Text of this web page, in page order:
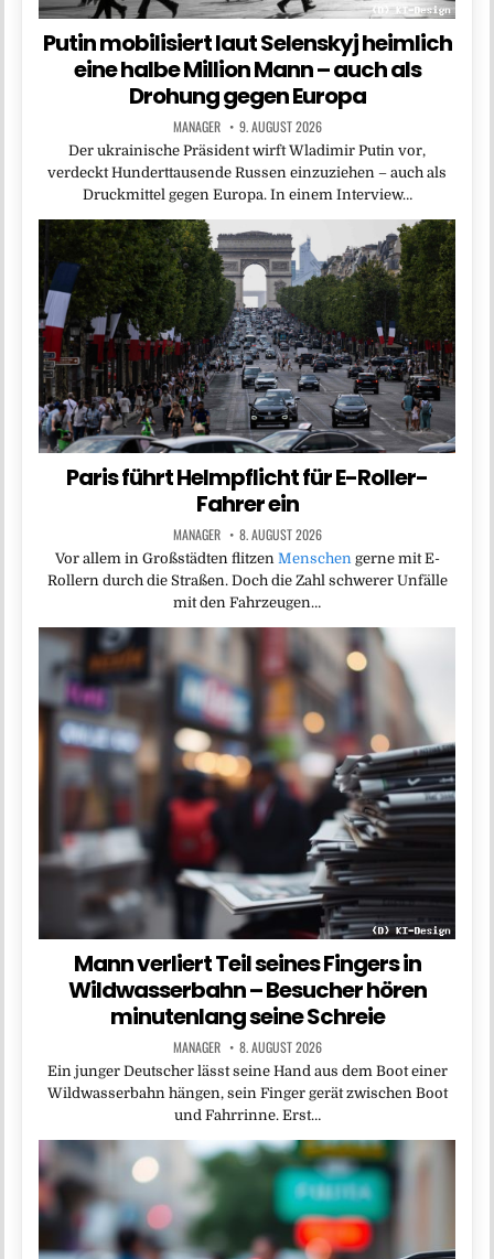
Putin mobilisiert laut Selenskyj heimlich
eine halbe Million Mann – auch als
Drohung gegen Europa
MANAGER 9. AUGUST 2026
Der ukrainische Präsident wirft Wladimir Putin vor,
verdeckt Hunderttausende Russen einzuziehen – auch als
Druckmittel gegen Europa. In einem Interview…
Paris führt Helmpflicht für E-Roller-
Fahrer ein
MANAGER 8. AUGUST 2026
Vor allem in Großstädten flitzen Menschengerne mit E-
Rollern durch die Straßen. Doch die Zahl schwerer Unfälle
mit den Fahrzeugen…
Mann verliert Teil seines Fingers in
Wildwasserbahn – Besucher hören
minutenlang seine Schreie
MANAGER 8. AUGUST 2026
Ein junger Deutscher lässt seine Hand aus dem Boot einer
Wildwasserbahn hängen, sein Finger gerät zwischen Boot
und Fahrrinne. Erst…